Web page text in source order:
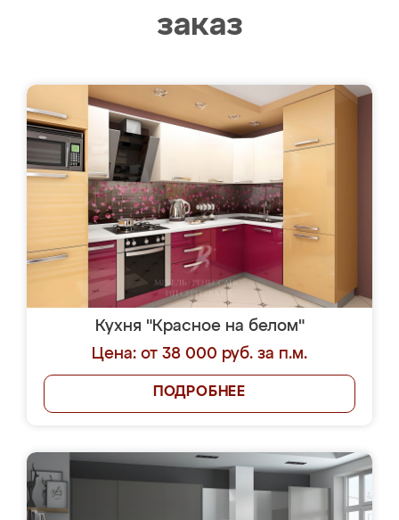
заказ
Кухня "Красное на белом"
Цена: от 38 000 руб. за п.м.
ПОДРОБНЕЕ